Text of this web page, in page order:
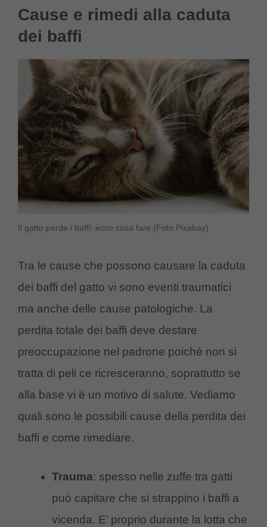
Cause e rimedi alla caduta
dei baffi
Il gatto perde i baffi: ecco cosa fare (Foto Pixabay)
Tra le cause che possono causare la caduta
dei baffi del gatto vi sono eventi traumatici
ma anche delle cause patologiche. La
perdita totale dei baffi deve destare
preoccupazione nel padrone poiché non si
tratta di peli ce ricresceranno, soprattutto se
alla base vi è un motivo di salute. Vediamo
quali sono le possibili cause della perdita dei
baffi e come rimediare.
Trauma: spesso nelle zuffe tra gatti
può capitare che si strappino i baffi a
vicenda. E’ proprio durante la lotta che